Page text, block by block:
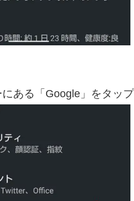
ある「Google」をタッ